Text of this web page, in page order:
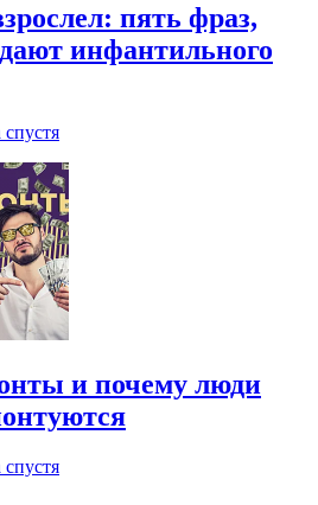
пять фраз,
инфантильного
спустя
и почему люди
спустя